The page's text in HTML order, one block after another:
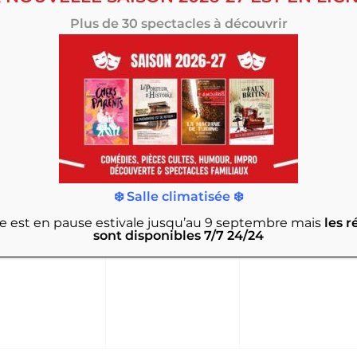
0
ÉVÈNEMENT,
27
0
28
0
ÉVÈNEMENT,
3
0
4
Plus de 30 spectacles à découvrir
❄️ Salle climatisée ❄️
est en pause estivale jusqu’au 9 septembre maisles
sont disponibles 7/7 24/24